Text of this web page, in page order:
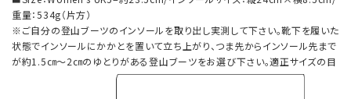
重量：534g（片方）
※ご自分の登山ブーツのインソールを取り出し実測して下さい。靴下を履いた
状態でインソールにかかとを置いて立ち上がり、つま先からインソール先まで
が約1.5㎝～2㎝のゆとりがある登山ブーツをお選び下さい。適正サイズの目